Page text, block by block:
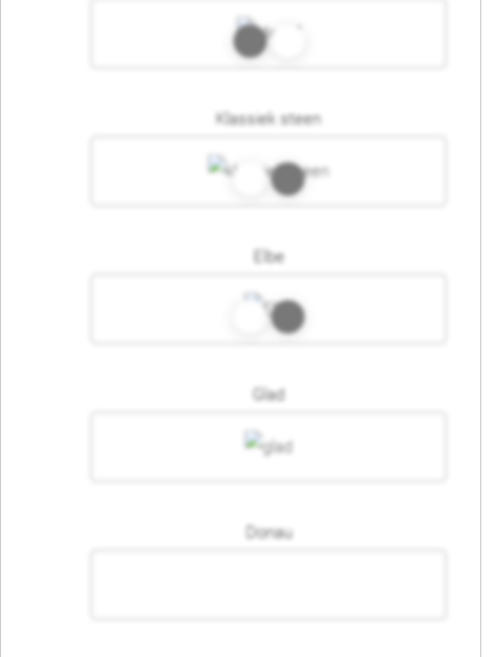
Klassiek steen
Elbe
Glad
Donau